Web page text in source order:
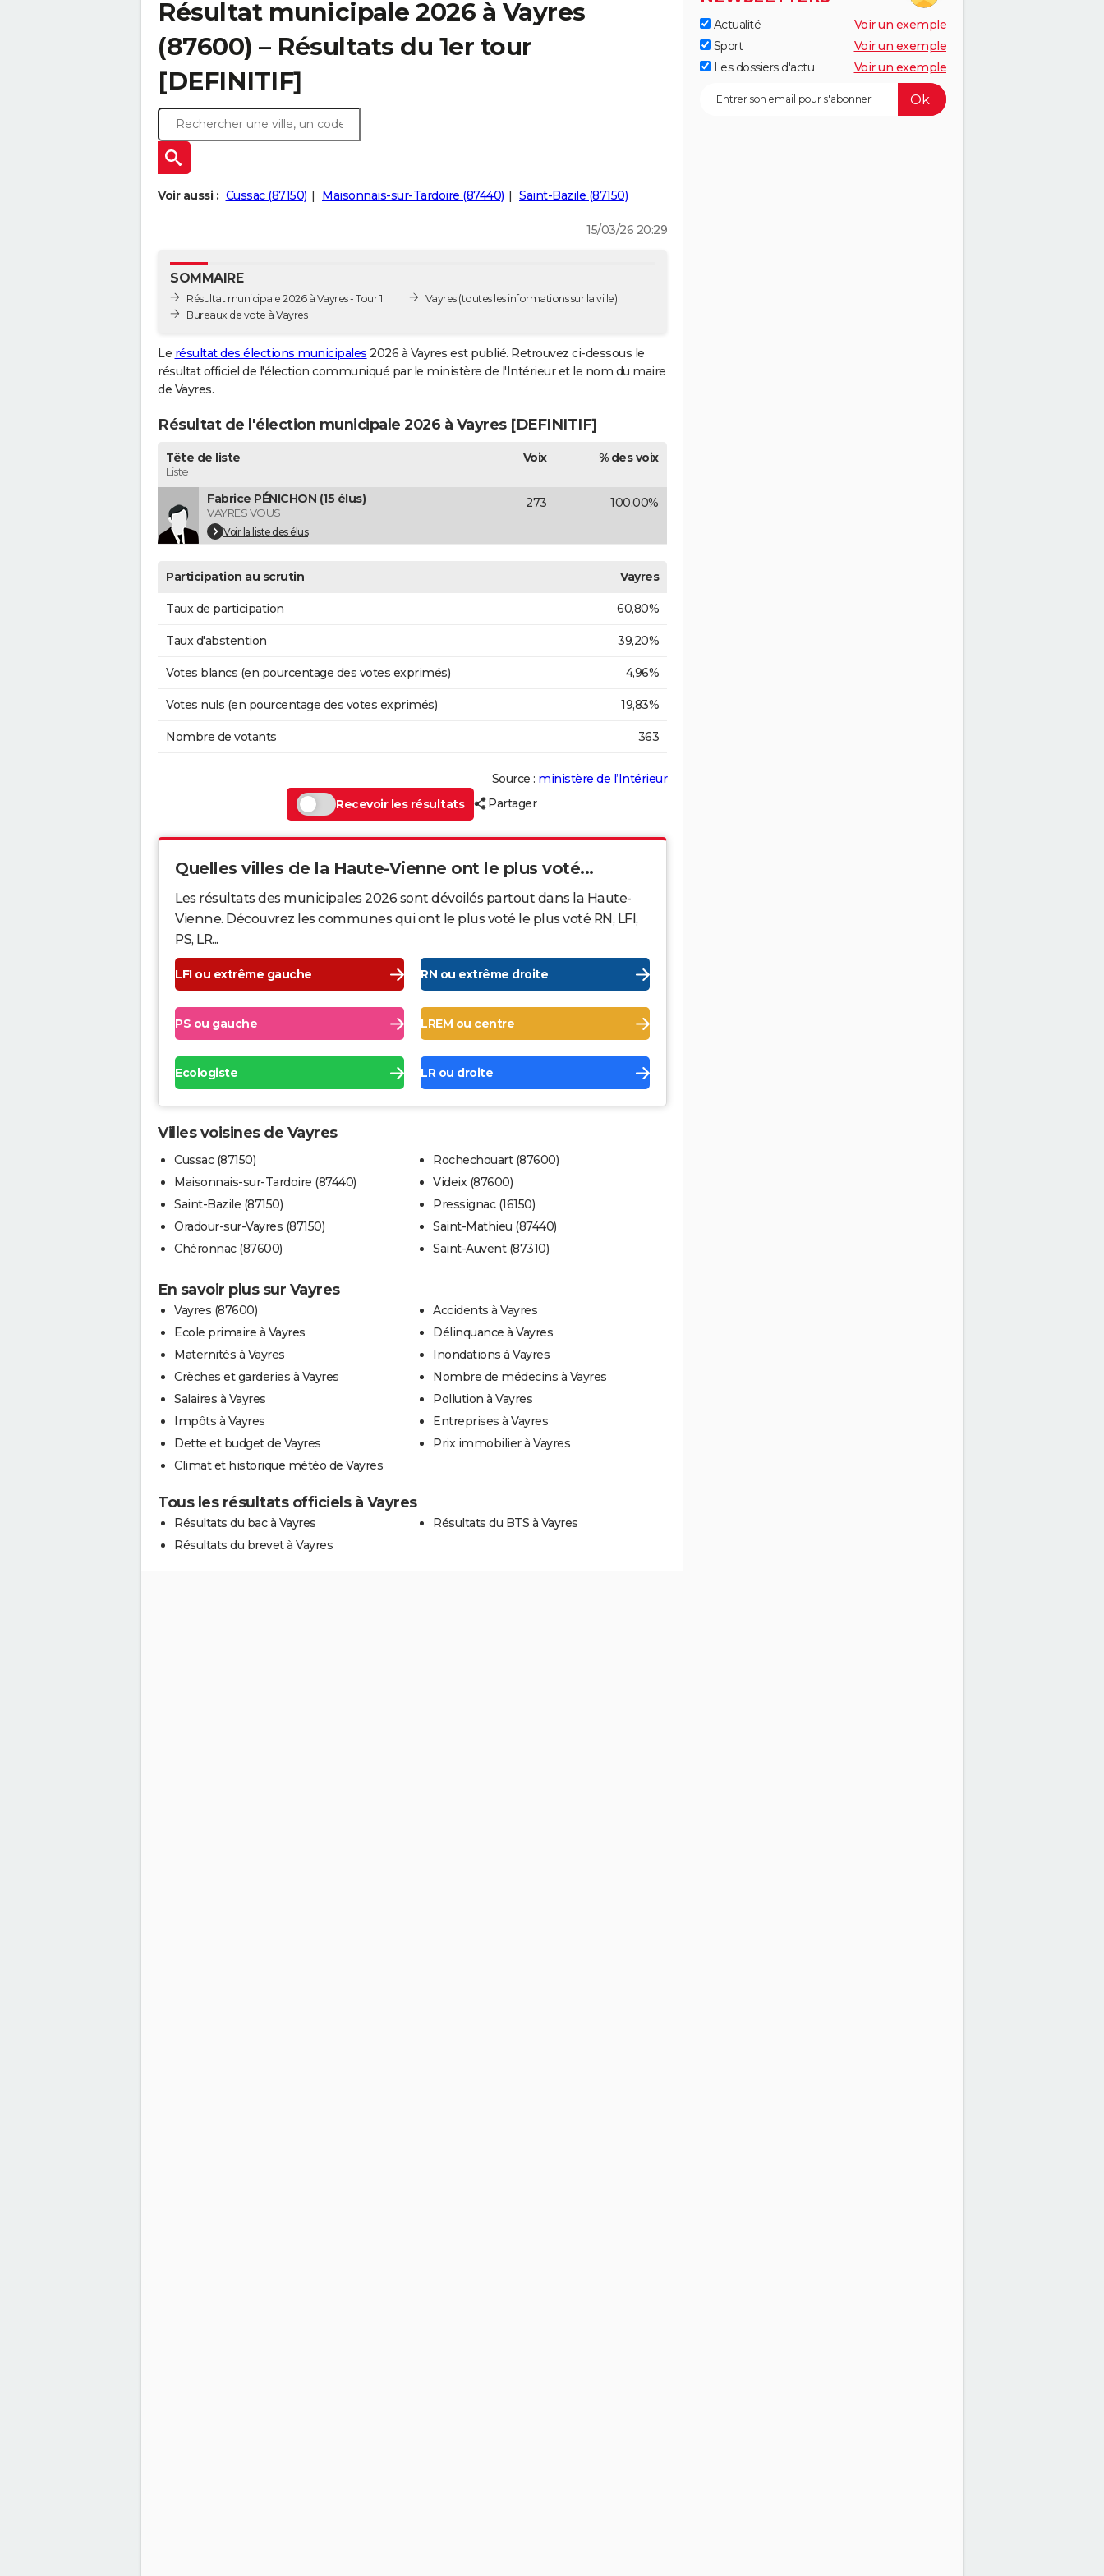
Résultat municipale 2026 à Vayres
(87600) – Résultats du 1er tour
[DEFINITIF]
Voir aussi : Cussac (87150) Maisonnais-sur-Tardoire (87440) Saint-Bazile (87150)
15/03/26 20:29
SOMMAIRE
Résultat municipale 2026 à Vayres - Tour 1
Bureaux de vote à Vayres
Vayres(toutes les informations sur la ville)
Le résultat des élections municipales 2026 à Vayres est publié. Retrouvez ci-dessous le
résultat officiel de l'élection communiqué par le ministère de l'Intérieur et le nom du maire
de Vayres.
Résultat de l'élection municipale 2026 à Vayres [DEFINITIF]
Tête de liste
Liste
Voix % des voix
Fabrice PÉNICHON (15 élus)
VAYRES VOUS
Voir la liste des élus
273 100,00%
Participation au scrutin Vayres
Taux de participation 60,80%
Taux d'abstention 39,20%
Votes blancs (en pourcentage des votes exprimés) 4,96%
Votes nuls (en pourcentage des votes exprimés) 19,83%
Nombre de votants 363
Source : ministère de l’Intérieur
Recevoir les résultats
Partager
Quelles villes de la Haute-Vienne ont le plus voté...
Les résultats des municipales 2026 sont dévoilés partout dans la Haute-
Vienne. Découvrez les communes qui ont le plus voté le plus voté RN, LFI,
PS, LR...
LFI ou extrême gauche RN ou extrême droite
PS ou gauche LREM ou centre
Ecologiste LR ou droite
Villes voisines de Vayres
Cussac (87150)
Maisonnais-sur-Tardoire (87440)
Saint-Bazile (87150)
Oradour-sur-Vayres (87150)
Chéronnac (87600)
Rochechouart (87600)
Videix (87600)
Pressignac (16150)
Saint-Mathieu (87440)
Saint-Auvent (87310)
En savoir plus sur Vayres
Vayres (87600)
Ecole primaire à Vayres
Maternités à Vayres
Crèches et garderies à Vayres
Salaires à Vayres
Impôts à Vayres
Dette et budget de Vayres
Climat et historique météo de Vayres
Accidents à Vayres
Délinquance à Vayres
Inondations à Vayres
Nombre de médecins à Vayres
Pollution à Vayres
Entreprises à Vayres
Prix immobilier à Vayres
Tous les résultats officiels à Vayres
Résultats du bac à Vayres
Résultats du brevet à Vayres
Résultats du BTS à Vayres
Actualité
Voir un exemple
Sport
Voir un exemple
Les dossiers d'actu
Voir un exemple